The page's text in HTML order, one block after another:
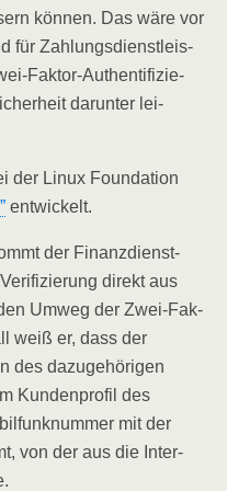
kön­nen. Das wäre vor
für Zah­lungs­dienst­leis­
Fak­tor-Authen­ti­fi­zie­
dar­un­ter lei­
der Linux Foun­da­ti­on
entwickelt.
der Finanz­dienst­
direkt aus
Umweg der Zwei-Fak­
weiß er, dass der
des dazu­ge­hö­ri­gen
Kun­den­pro­fil des
mit der
von der aus die Inter­